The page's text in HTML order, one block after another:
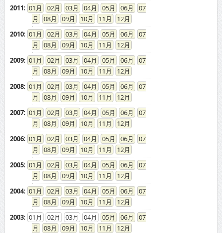
2011: 01 02 03 04 05 06
07
08
09 10 11
12
2010: 01 02 03 04 05 06
07
08
09 10 11
12
2009: 01 02 03 04 05 06
07
08
09 10 11
12
2008: 01 02 03 04 05 06
07
08
09 10 11
12
2007: 01 02 03 04 05 06
07
08
09 10 11
12
2006: 01 02 03 04 05 06
07
08
09 10 11
12
2005: 01 02 03 04 05 06
07
08
09 10 11
12
2004: 01 02 03 04 05 06
07
08
09 10 11
12
2003: 01 02 03 04 05 06
07
08
09 10 11 12